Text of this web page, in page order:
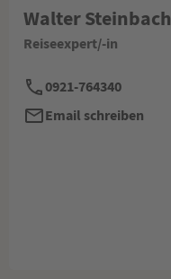
Walter Steinbach
Reiseexpert/-in
0921-764340
Email schreiben